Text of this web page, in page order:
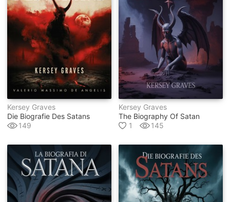
Kersey Graves
Die Biografie Des Satans
149
Kersey Graves
The Biography Of Satan
1
145